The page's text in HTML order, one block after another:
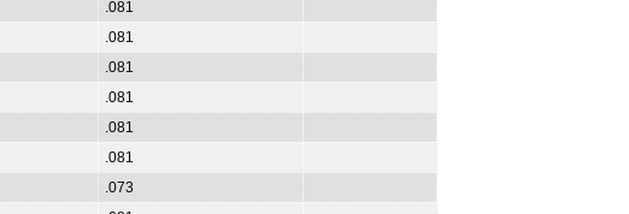
.081
.081
.081
.081
.081
.081
.073